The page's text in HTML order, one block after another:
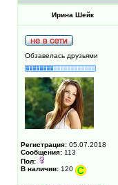
Ирина Шейк
Обзавелась друзьями
Регистрация: 05.07.2018
Сообщения: 113
Пол:
В наличии: 120